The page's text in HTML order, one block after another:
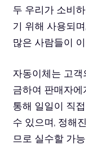
두 우리가 소비
기 위해 사용되
많은 사람들이
자동이체는 고
금하여 판매자
통해 일일이 직
수 있으며, 정해
므로 실수할 가